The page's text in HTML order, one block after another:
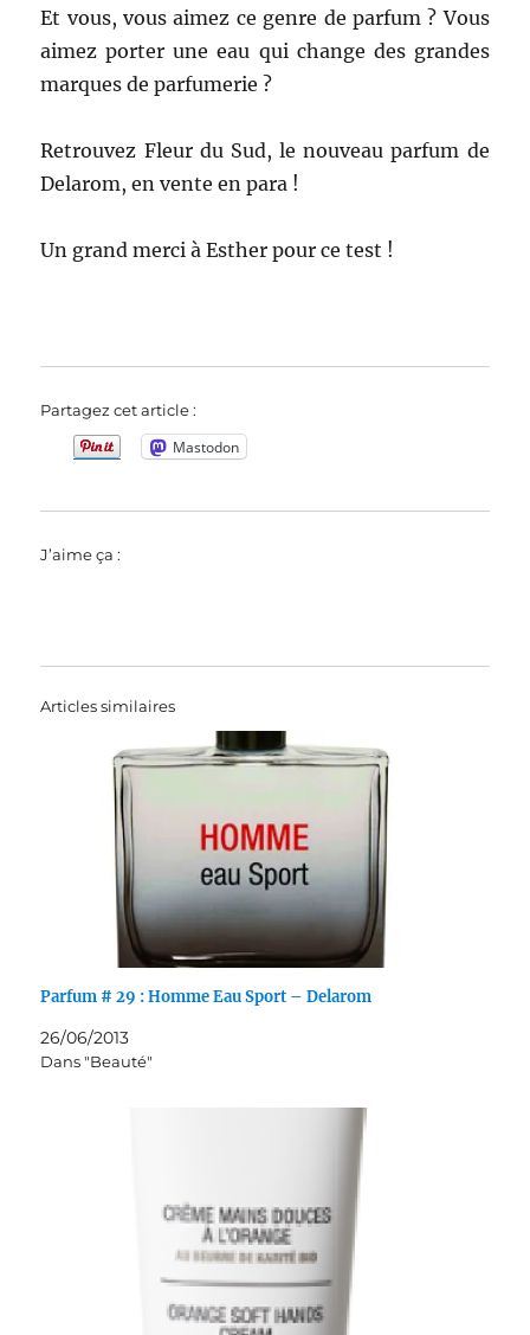
Et vous, vous aimez ce genre de parfum ? Vous
aimez porter une eau qui change des grandes
marques de parfumerie ?
Retrouvez Fleur du Sud, le nouveau parfum de
Delarom, en vente en para !
Un grand merci à Esther pour ce test !
Partagez cet article :
Mastodon
J’aime ça :
Articles similaires
Parfum # 29 : Homme Eau Sport – Delarom
26/06/2013
Dans "Beauté"